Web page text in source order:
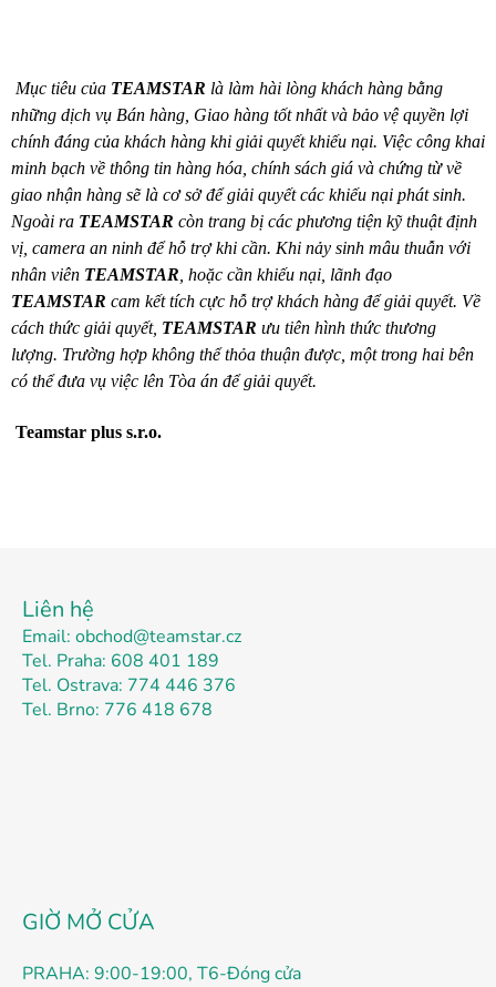
Mục tiêu của TEAMSTAR là làm hài lòng khách hàng bằng
những dịch vụ Bán hàng, Giao hàng tốt nhất và bảo vệ quyền lợi
chính đáng của khách hàng khi giải quyết khiếu nại. Việc công khai
minh bạch về thông tin hàng hóa, chính sách giá và chứng từ về
giao nhận hàng sẽ là cơ sở để giải quyết các khiếu nại phát sinh.
Ngoài ra TEAMSTAR còn trang bị các phương tiện kỹ thuật định
vị, camera an ninh để hỗ trợ khi cần. Khi nảy sinh mâu thuẫn với
nhân viên TEAMSTAR , hoặc cần khiếu nại, lãnh đạo
TEAMSTAR cam kết tích cực hỗ trợ khách hàng để giải quyết. Về
cách thức giải quyết, TEAMSTAR ưu tiên hình thức thương
lượng. Trường hợp không thể thỏa thuận được, một trong hai bên
có thể đưa vụ việc lên Tòa án để giải quyết.
Teamstar plus s.r.o.
Liên hệ
Email: obchod@teamstar.cz
Tel. Praha: 608 401 189
Tel. Ostrava: 774 446 376
Tel. Brno: 776 418 678
GIỜ MỞ CỬA
PRAHA: 9:00-19:00, T6-Đóng cửa